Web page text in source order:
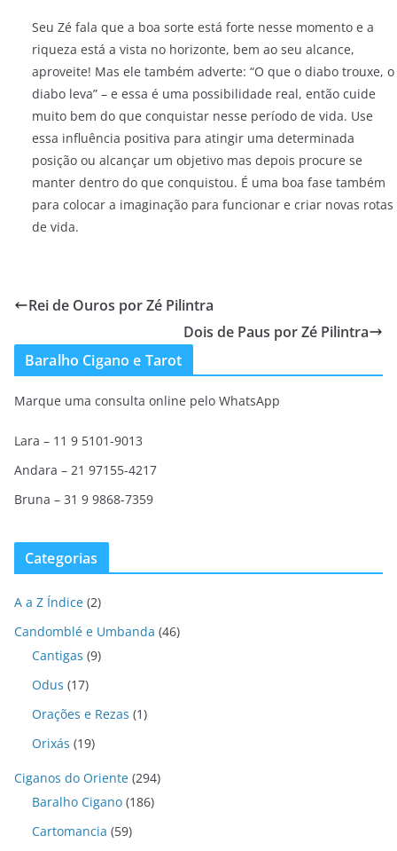
Seu Zé fala que a boa sorte está forte nesse momento e a
riqueza está a vista no horizonte, bem ao seu alcance,
aproveite! Mas ele também adverte: “O que o diabo trouxe, o
diabo leva” – e essa é uma possibilidade real, então cuide
muito bem do que conquistar nesse período de vida. Use
essa influência positiva para atingir uma determinada
posição ou alcançar um objetivo mas depois procure se
manter dentro do que conquistou. É uma boa fase também
para colocar a imaginação para funcionar e criar novas rotas
de vida.
Rei de Ouros por Zé Pilintra
Dois de Paus por Zé Pilintra
Baralho Cigano e Tarot
Marque uma consulta online pelo WhatsApp
Lara – 11 9 5101-9013
Andara – 21 97155-4217
Bruna – 31 9 9868-7359
Categorias
A a Z Índice (2)
Candomblé e Umbanda (46)
Cantigas (9)
Odus (17)
Orações e Rezas (1)
Orixás (19)
Ciganos do Oriente (294)
Baralho Cigano (186)
Cartomancia (59)